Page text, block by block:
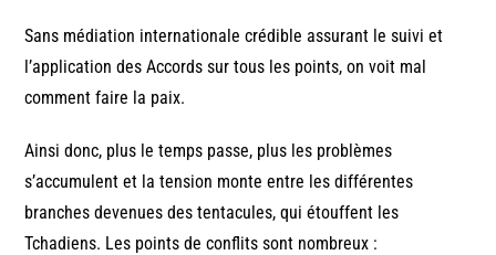
Sans médiation internationale crédible assurant le suivi et
l’application des Accords sur tous les points, on voit mal
comment faire la paix.
Ainsi donc, plus le temps passe, plus les problèmes
s’accumulent et la tension monte entre les différentes
branches devenues des tentacules, qui étouffent les
Tchadiens. Les points de conflits sont nombreux :